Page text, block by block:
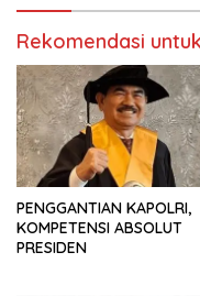
Rekomendasi
PENGGANTIAN KAPOLRI,
KOMPETENSI ABSOLUT
PRESIDEN